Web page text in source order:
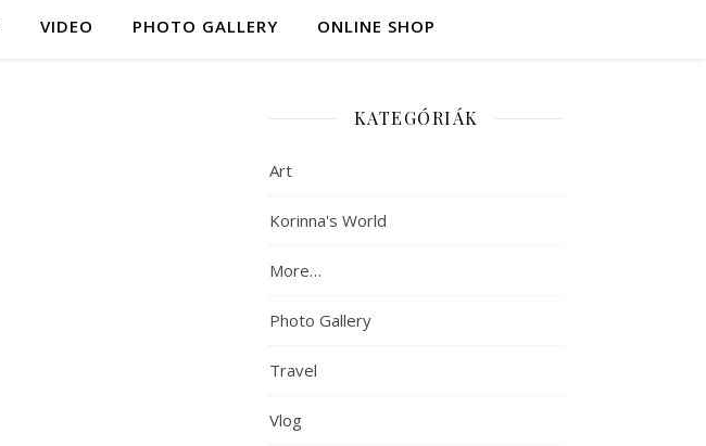
VIDEO PHOTO GALLERY ONLINE SHOP
KATEGÓRIÁK
Art
Korinna's World
More…
Photo Gallery
Travel
Vlog